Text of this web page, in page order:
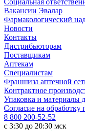
Социальная
Вакансии Эвалар
Фармакологический
Новости
Контакты
Дистрибьюторам
Поставщикам
Аптекам
Специалистам
Франшиза аптечной
Контрактное
Упаковка и материалы
Согласие на
8 800 200-52-52
c 3:30 до 20:30 мск